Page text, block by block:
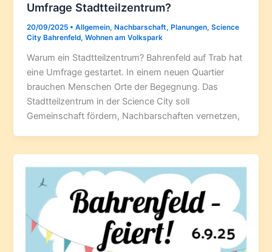
Umfrage Stadtteilzentrum?
20/09/2025 •Allgemein,Nachbarschaft,Planungen,Science
City Bahrenfeld,Wohnen am Volkspark
Warum ein Stadtteilzentrum? Bahrenfeld auf Trab hat
eine Umfrage gestartet. In einem neuen Quartier
brauchen Menschen Orte der Begegnung. Das
Stadtteilzentrum in der Science City soll
Gemeinschaft fördern, Nachbarschaften vernetzen,